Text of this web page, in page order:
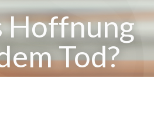
Hoffnung
Tod?